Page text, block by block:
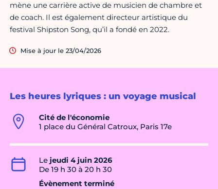
Les heures lyriques : un voyage musical
Cité de l'économie
1 place du Général Catroux, Paris 17e
Le jeudi 4 juin 2026
De 19 h 30 à 20 h 30
Évènement terminé
mène une carrière active de musicien de chambre et
de coach. Il est également directeur artistique du
festival Shipston Song, qu’il a fondé en 2022.
Mise à jour le 23/04/2026